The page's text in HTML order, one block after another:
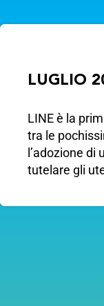
LUGLIO
LINE è la
tra le
l’adozione
tutelare gli